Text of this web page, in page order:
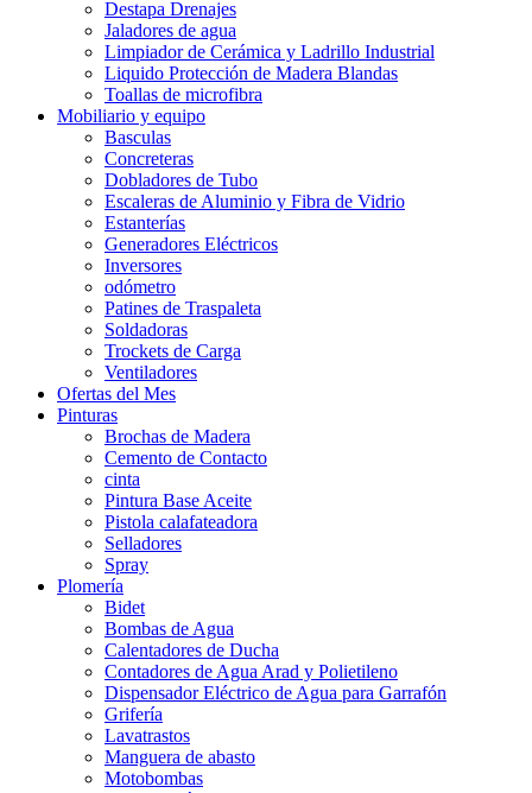
Destapa Drenajes
Jaladores de agua
Limpiador de Cerámica y Ladrillo Industrial
Liquido Protección de Madera Blandas
Toallas de microfibra
Mobiliario y equipo
Basculas
Concreteras
Dobladores de Tubo
Escaleras de Aluminio y Fibra de Vidrio
Estanterías
Generadores Eléctricos
Inversores
odómetro
Patines de Traspaleta
Soldadoras
Trockets de Carga
Ventiladores
Ofertas del Mes
Pinturas
Brochas de Madera
Cemento de Contacto
cinta
Pintura Base Aceite
Pistola calafateadora
Selladores
Spray
Plomería
Bidet
Bombas de Agua
Calentadores de Ducha
Contadores de Agua Arad y Polietileno
Dispensador Eléctrico de Agua para Garrafón
Grifería
Lavatrastos
Manguera de abasto
Motobombas